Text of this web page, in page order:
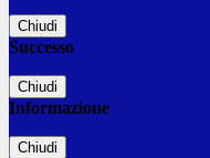
Chiudi
Successo
Chiudi
Informazione
Chiudi